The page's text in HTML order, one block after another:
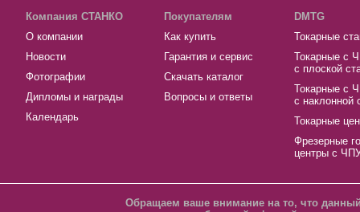
Компания СТАНКО
О компании
Новости
Фотографии
Дипломы и награды
Календарь
Покупателям
Как купить
Гарантия и сервис
Скачать каталог
Вопросы и ответы
DMTG
Токарные
Токарные с
с плоской
Токарные с
с наклонной
Токарные
Фрезерные
центры с
Обращаем ваше внимание на то, что